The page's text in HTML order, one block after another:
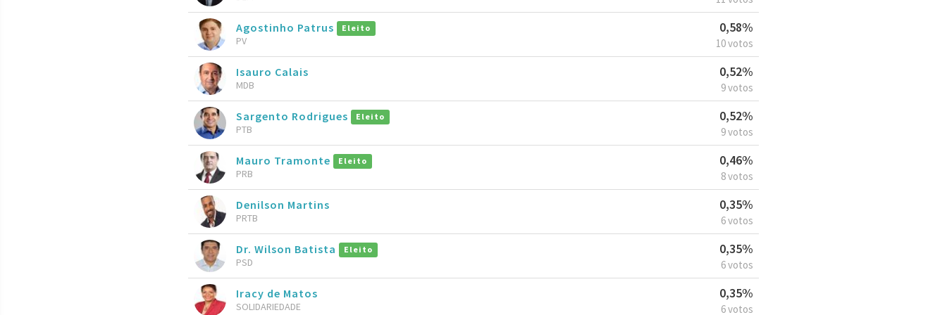
Agostinho Patrus Eleito
PV
0,58%
10 votos
Isauro Calais
MDB
0,52%
9 votos
Sargento Rodrigues Eleito
PTB
0,52%
9 votos
Mauro Tramonte Eleito
PRB
0,46%
8 votos
Denilson Martins
PRTB
0,35%
6 votos
Dr. Wilson Batista Eleito
PSD
0,35%
6 votos
Iracy de Matos
SOLIDARIEDADE
0,35%
6 votos